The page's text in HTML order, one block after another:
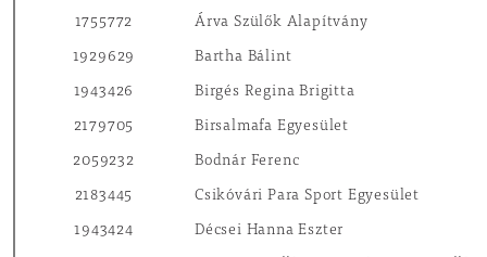
1755772 Árva Szülők Alapítvány
1929629 Bartha Bálint
1943426 Birgés Regina Brigitta
2179705 Birsalmafa Egyesület
2059232 Bodnár Ferenc
2183445 Csikóvári Para Sport Egyesület
1943424 Décsei Hanna Eszter